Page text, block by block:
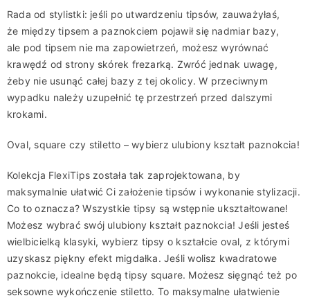
Rada od stylistki: jeśli po utwardzeniu tipsów, zauważyłaś,
że międzytipsem a paznokciem pojawił się nadmiar bazy,
ale pod tipsem nie ma zapowietrzeń, możesz wyrównać
krawędź od strony skórek frezarką. Zwróć jednak uwagę,
żeby nie usunąć całej bazy z tej okolicy. W przeciwnym
wypadku należy uzupełnić tę przestrzeń przed dalszymi
krokami.
Oval, square czy stiletto – wybierz ulubiony kształt paznokcia!
Kolekcja FlexiTipszostała tak zaprojektowana, by
maksymalnie ułatwić Ci założenie tipsów iwykonanie stylizacji.
Co to oznacza?Wszystkie tipsy są wstępnie ukształtowane!
Możesz wybrać swój ulubiony kształt paznokcia! Jeśli jesteś
wielbicielką klasyki, wybierz tipsy o kształcie oval, z którymi
uzyskasz piękny efekt migdałka. Jeśli wolisz kwadratowe
paznokcie, idealne będątipsy square. Możesz sięgnąć też po
seksowne wykończenie stiletto. To maksymalne ułatwienie